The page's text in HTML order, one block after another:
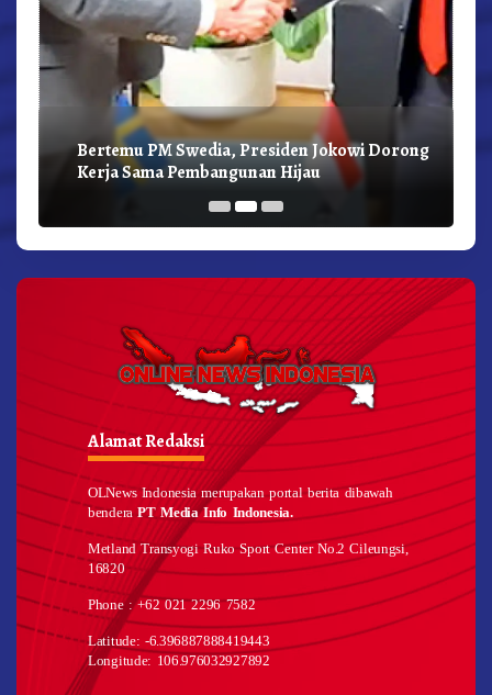
Bertemu PM Swedia, Presiden Jokowi Dorong
Kerja Sama Pembangunan Hijau
Alamat Redaksi
OLNews Indonesia merupakan portal berita dibawah
benderaPT Media Info Indonesia.
Metland Transyogi Ruko Sport Center No.2 Cileungsi,
16820
Phone : +62 021 2296 7582
Latitude: -6.396887888419443
Longitude: 106.976032927892